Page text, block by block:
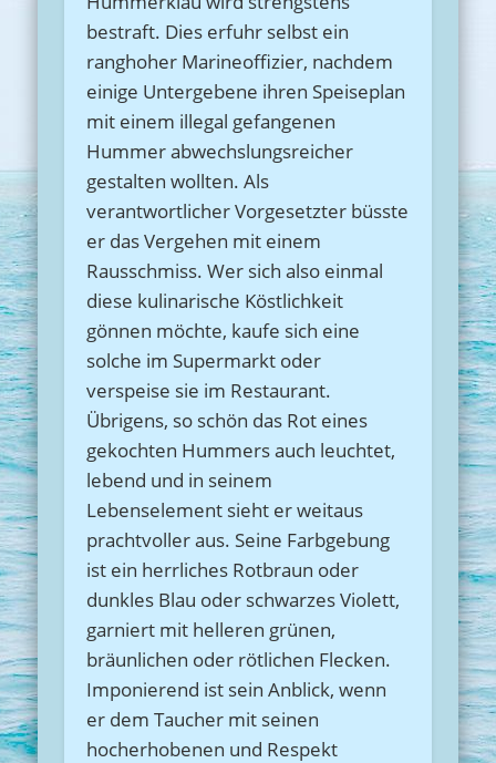
bestraft. Dies erfuhr selbst ein
ranghoher Marineoffizier, nachdem
einige Untergebene ihren Speiseplan
mit einem illegal gefangenen
Hummer abwechslungsreicher
gestalten wollten. Als
verantwortlicher Vorgesetzter büsste
er das Vergehen mit einem
Rausschmiss. Wer sich also einmal
diese kulinarische Köstlichkeit
gönnen möchte, kaufe sich eine
solche im Supermarkt oder
verspeise sie im Restaurant.
Übrigens, so schön das Rot eines
gekochten Hummers auch leuchtet,
lebend und in seinem
Lebenselement sieht er weitaus
prachtvoller aus. Seine Farbgebung
ist ein herrliches Rotbraun oder
dunkles Blau oder schwarzes Violett,
garniert mit helleren grünen,
bräunlichen oder rötlichen Flecken.
Imponierend ist sein Anblick, wenn
er dem Taucher mit seinen
hocherhobenen und Respekt